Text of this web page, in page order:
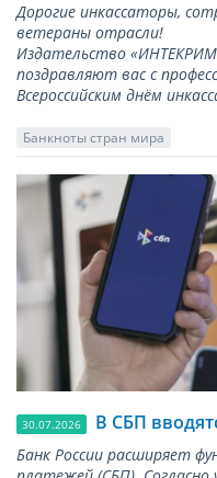
Дорогие инкассаторы,
ветераны отрасли!
Издательство
поздравляют вас с
Всероссийским днём
Банкноты стран мира
30.07.2026 В СБП
Банк России расширяет